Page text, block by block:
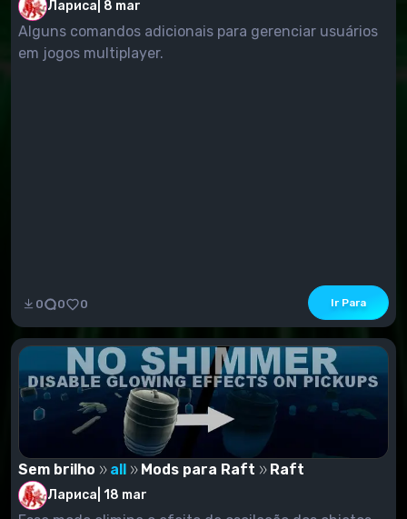
Лариса 8 mar
Alguns comandos adicionais para gerenciar usuários
em jogos multiplayer.
0 0 0 Ir Para
Sem brilho all Mods para Raft Raft
Лариса 18 mar